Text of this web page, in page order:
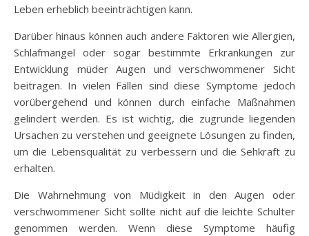
Leben erheblich beeinträchtigen kann.
Darüber hinaus können auch andere Faktoren wie Allergien,
Schlafmangel oder sogar bestimmte Erkrankungen zur
Entwicklung müder Augen und verschwommener Sicht
beitragen. In vielen Fällen sind diese Symptome jedoch
vorübergehend und können durch einfache Maßnahmen
gelindert werden. Es ist wichtig, die zugrunde liegenden
Ursachen zu verstehen und geeignete Lösungen zu finden,
um die Lebensqualität zu verbessern und die Sehkraft zu
erhalten.
Die Wahrnehmung von Müdigkeit in den Augen oder
verschwommener Sicht sollte nicht auf die leichte Schulter
genommen werden. Wenn diese Symptome häufig